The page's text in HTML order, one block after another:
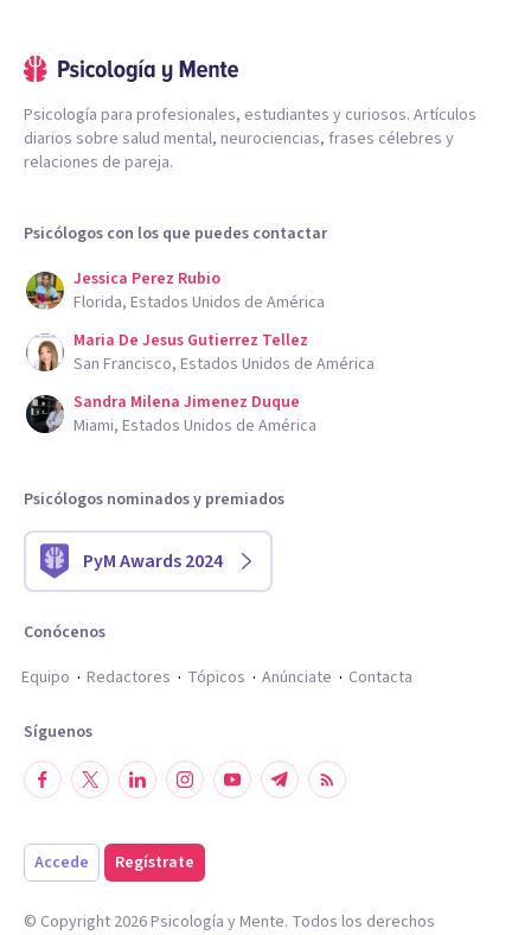
Psicología para profesionales, estudiantes y curiosos. Artículos
diarios sobre salud mental, neurociencias, frases célebres y
relaciones de pareja.
Psicólogos con los que puedes contactar
Jessica Perez Rubio
Florida, Estados Unidos de América
Maria De Jesus Gutierrez Tellez
San Francisco, Estados Unidos de América
Sandra Milena Jimenez Duque
Miami, Estados Unidos de América
Psicólogos nominados y premiados
PyM Awards 2024
Conócenos
Equipo
Redactores Tópicos Anúnciate Contacta
Síguenos
Accede Regístrate
© Copyright 2026Psicología y Mente. Todos los derechos